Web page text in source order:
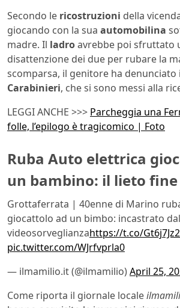
Secondo le ricostruzioni della
giocando con la sua automobilina
madre. Il ladroavrebbe poi sfruttato
disattenzione dei due per rubare la
scomparsa, il genitore ha denunciato
Carabinieri, che si sono messi alla
LEGGI ANCHE >>> Parcheggia una
folle, l’epilogo è tragicomico | Foto
Ruba Auto elettrica
un bambino: il lieto fine
Grottaferrata | 40enne di Marino
giocattolo ad un bimbo: incastrato
videosorveglianzahttps://t.co/
pic.twitter.com/WJrfvprla0
— ilmamilio.it (@ilmamilio)April 25,
Come riporta il giornale locale